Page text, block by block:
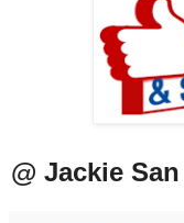
@ Jackie San